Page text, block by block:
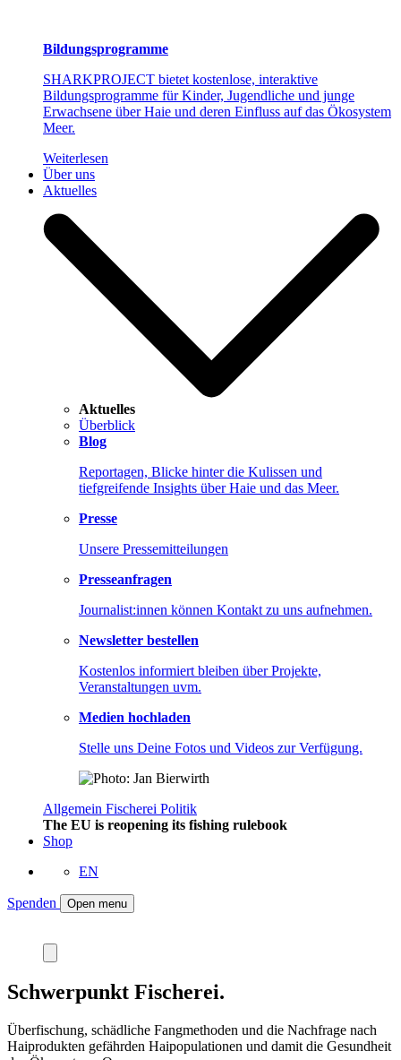
Bildungsprogramme
SHARKPROJECT bietet kostenlose, interaktive
Bildungsprogramme für Kinder, Jugendliche und junge
Erwachsene über Haie und deren Einfluss auf das Ökosystem
Meer.
Weiterlesen
Über uns
Aktuelles
Aktuelles
Überblick
Blog
Reportagen, Blicke hinter die Kulissen und
tiefgreifende Insights über Haie und das Meer.
Presse
Unsere Pressemitteilungen
Presseanfragen
Journalist:innen können Kontakt zu uns aufnehmen.
Newsletter bestellen
Kostenlos informiert bleiben über Projekte,
Veranstaltungen uvm.
Medien hochladen
Stelle uns Deine Fotos und Videos zur Verfügung.
Allgemein Fischerei Politik
The EU is reopening its fishing rulebook
Shop
EN
Spenden Open menu
Schwerpunkt Fischerei.
Überfischung, schädliche Fangmethoden und die Nachfrage nach
Haiprodukten gefährden Haipopulationen und damit die Gesundheit